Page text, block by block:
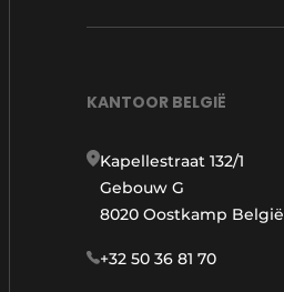
KANTOOR BELGIË
Kapellestraat 132/1
Gebouw G
8020 Oostkamp België
+32 50 36 81 70